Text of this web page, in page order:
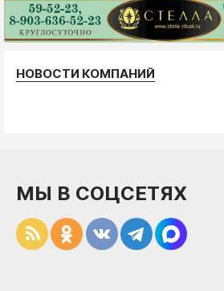
НОВОСТИ КОМПАНИЙ
МЫ В СОЦСЕТЯХ